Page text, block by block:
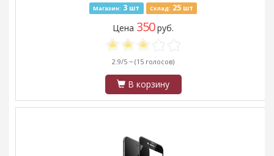
Магазин: 3 шт Склад: 25шт
Цена 350руб.
2.9/5 ~ (15 голосов)
В корзину